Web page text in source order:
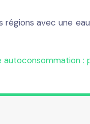
avec une
autoconsommation :